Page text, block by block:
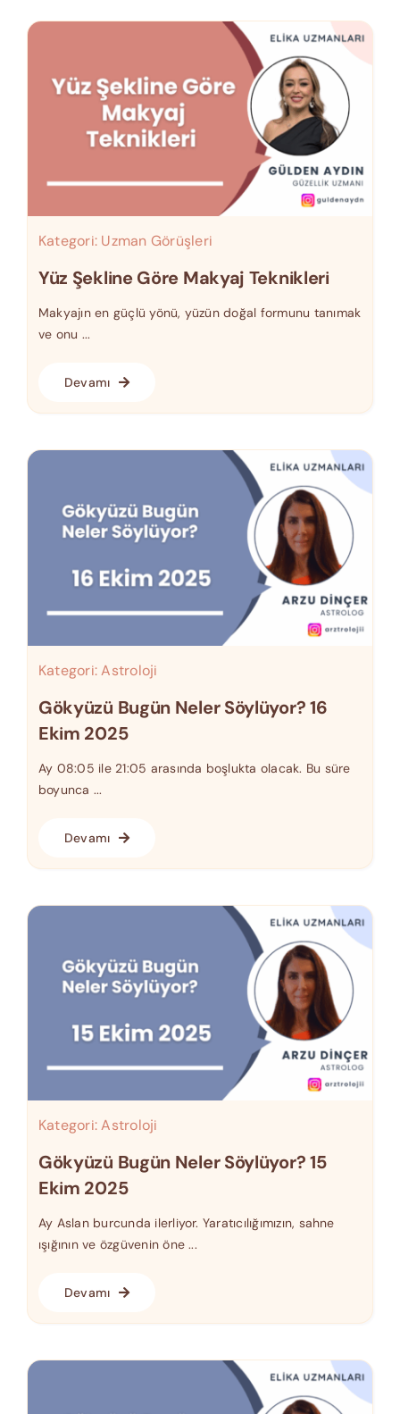
Kategori: Uzman Görüşleri
Yüz Şekline Göre Makyaj Teknikleri
Makyajın en güçlü yönü, yüzün doğal formunu tanımak
ve onu ...
Devamı
Kategori:Astroloji
Gökyüzü Bugün Neler Söylüyor? 16
Ekim 2025
Ay 08:05 ile 21:05 arasında boşlukta olacak. Bu süre
boyunca ...
Devamı
Kategori:Astroloji
Gökyüzü Bugün Neler Söylüyor? 15
Ekim 2025
Ay Aslan burcunda ilerliyor. Yaratıcılığımızın, sahne
ışığının ve özgüvenin öne ...
Devamı